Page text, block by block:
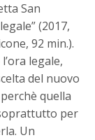
San
(2017,
92 min.).
legale,
del nuovo
quella
per
Un